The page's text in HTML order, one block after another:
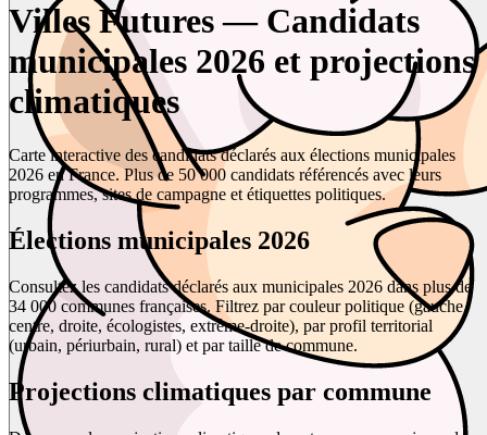
Villes Futures — Candidats
municipales 2026 et projections
climatiques
Carte interactive des candidats déclarés aux élections municipales
2026 en France. Plus de 50 000 candidats référencés avec leurs
programmes, sites de campagne et étiquettes politiques.
Élections municipales 2026
Consultez les candidats déclarés aux municipales 2026 dans plus de
34 000 communes françaises. Filtrez par couleur politique (gauche,
centre, droite, écologistes, extrême-droite), par profil territorial
(urbain, périurbain, rural) et par taille de commune.
Projections climatiques par commune